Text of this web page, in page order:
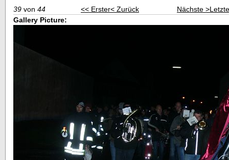
39 von 44 << Erster< Zurück Nächste >
Gallery Picture: